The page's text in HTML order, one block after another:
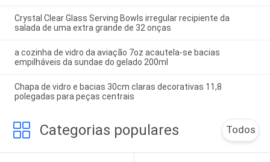
Crystal Clear Glass Serving Bowls irregular recipiente da
salada de uma extra grande de 32 onças
a cozinha de vidro da aviação 7oz acautela-se bacias
empilháveis da sundae do gelado 200ml
Chapa de vidro e bacias 30cm claras decorativas 11,8
polegadas para peças centrais
Categorias populares Todos